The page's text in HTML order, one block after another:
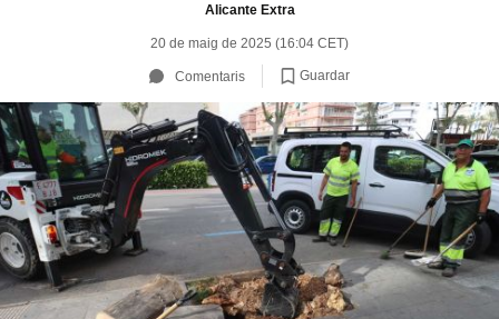
Alicante Extra
20 de maig de 2025 (16:04 CET)
Comentaris Guardar